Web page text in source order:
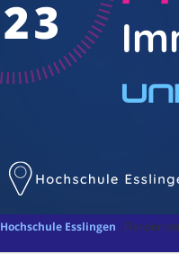
Hochschule Esslingen ,